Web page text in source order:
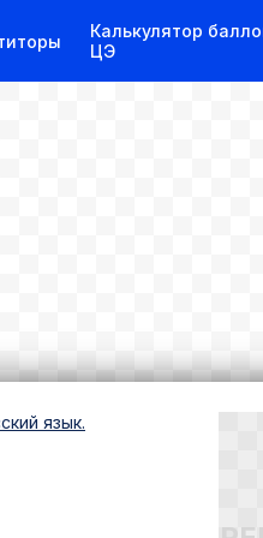
Калькулятор
ЦЭ
язык.